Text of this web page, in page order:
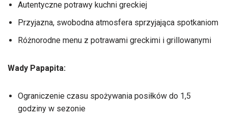
Autentyczne potrawy kuchni greckiej
Przyjazna, swobodna atmosfera sprzyjająca spotkaniom
Różnorodne menu z potrawami greckimi i grillowanymi
Wady Papapita:
Ograniczenie czasu spożywania posiłków do 1,5
godziny w sezonie